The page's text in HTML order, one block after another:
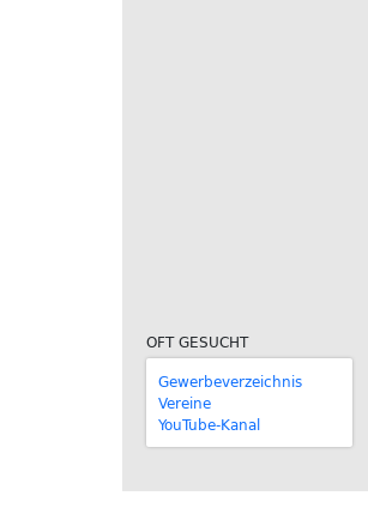
OFT GESUCHT
Gewerbeverzeichnis
Vereine
YouTube-Kanal